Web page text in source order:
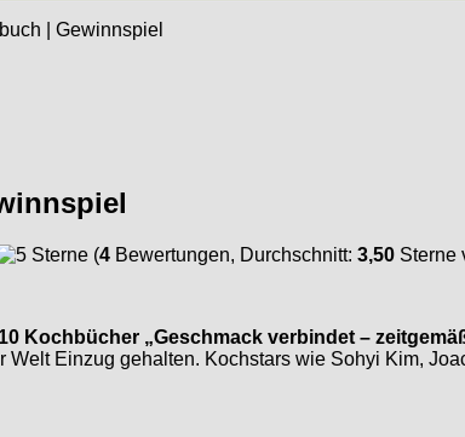
| Gewinnspiel
(4 Bewertungen, Durchschnitt: 3,50 Sterne
10 Kochbücher „Geschmack verbindet –
Welt Einzug gehalten. Kochstars wie Sohyi Kim,